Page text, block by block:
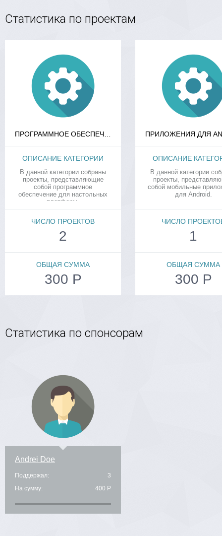
Статистика по проектам
ОПИСАНИЕ КАТЕГОРИИ
В данной категории собраны
проекты, представляющие
собой программное
обеспечение для настольных
платформ.
ЧИСЛО ПРОЕКТОВ
2
ОБЩАЯ СУММА
300 Р
ОПИСАНИЕ
В данной категории
проекты,
собой мобильные
для Android.
ЧИСЛО
1
ОБЩАЯ СУММА
300 Р
Статистика по спонсорам
Andrei Doe
Поддержал:
3
На сумму:
400 Р